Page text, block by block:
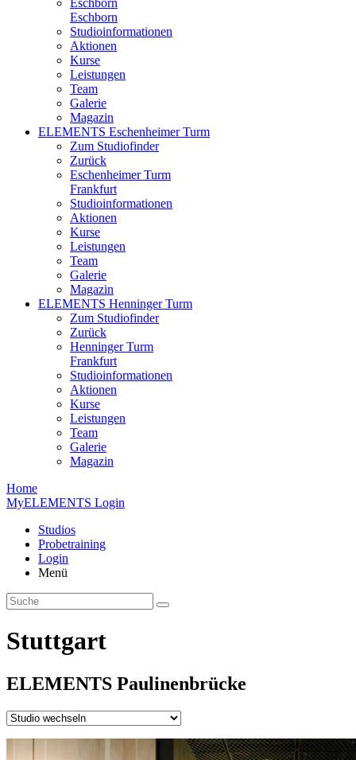
Esch­born
Eschborn
Studioinformationen
Aktionen
Kurse
Leistungen
Team
Galerie
Magazin
ELEMENTS Eschenheimer Turm
Zum Studiofinder
Zurück
Eschen­heimer Turm
Frankfurt
Studioinformationen
Aktionen
Kurse
Leistungen
Team
Galerie
Magazin
ELEMENTS Henninger Turm
Zum Studiofinder
Zurück
Henninger Turm
Frankfurt
Studioinformationen
Aktionen
Kurse
Leistungen
Team
Galerie
Magazin
Home
MyELEMENTS Login
Studios
Probe­training
Login
Menü
Stuttgart
ELEMENTS Paulinen­brücke